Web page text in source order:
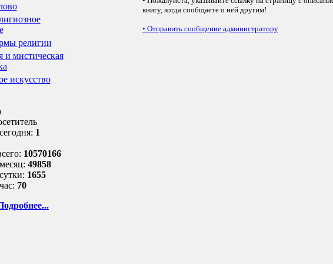
религии
и мистическая
искусство
1
10570166
49858
1655
70
книгу, когда сообщаете о ней другим!
• Отправить сообщение администратору